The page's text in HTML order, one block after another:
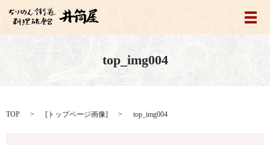
メ
top_img004
TOP [ トップページ画像] top_img004